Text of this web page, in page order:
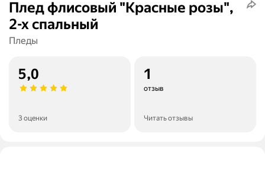
Плед флисовый "Красные розы",
2-х спальный
Пледы
5,0
3 оценки
1
отзыв
Читать отзывы